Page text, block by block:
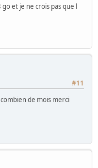
et je ne crois pas que l
#11
de mois merci